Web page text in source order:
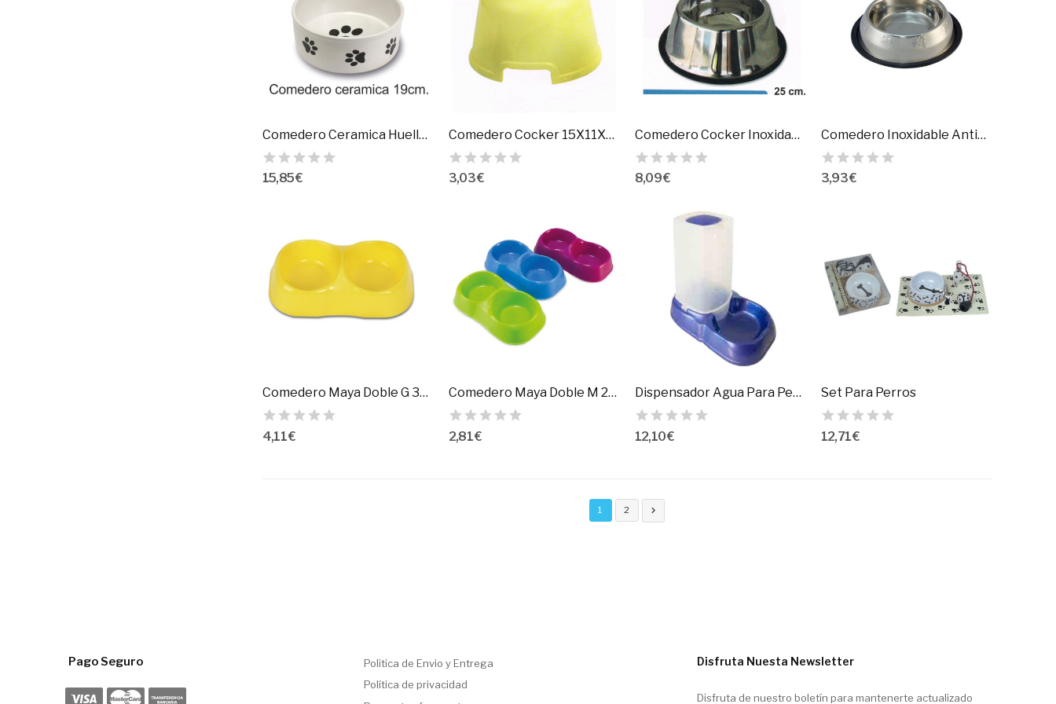
Comedero Ceramica Huellas 19 Cm.
15,85 €
Comedero Cocker 15X11X5 Cm. Plastico
3,03 €
Comedero Cocker Inoxidable 25 Cm.
8,09 €
Comedero Inoxidable Antideslizante Decorado
3,93 €
Comedero Maya Doble G 33 Cm.
4,11 €
Comedero Maya Doble M 26 Cm.
2,81 €
Dispensador Agua Para Perros Maya
12,10 €
Set Para Perros
12,71 €
1 2 
Pago Seguro
Politica de Envio y Entrega
Política de privacidad
Disfruta Nuesta Newsletter
Disfruta de nuestro boletín para mantenerte actualizado